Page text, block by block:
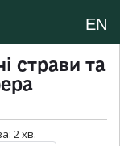
EN
страви та
2хв.